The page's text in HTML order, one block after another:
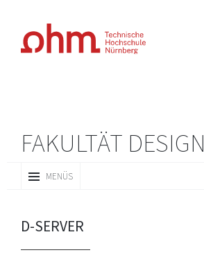
FAKULTÄT DESIGN
MENÜS
INHALT
D-SERVER